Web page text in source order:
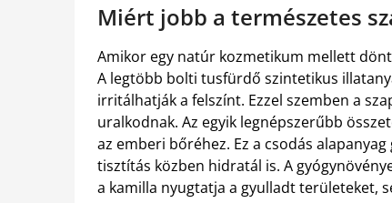
Miért jobb a természetes
Amikor egy natúr kozmetikum mellett
A legtöbb bolti tusfürdő szintetikus
irritálhatják a felszínt. Ezzel szemben a
uralkodnak. Az egyik legnépszerűbb
az emberi bőréhez. Ez a csodás
tisztítás közben hidratál is. A
a kamilla nyugtatja a gyulladt területeket,